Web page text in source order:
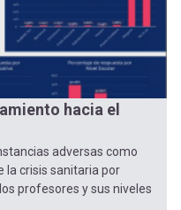
hacia el
adversas como
la crisis sanitaria por
profesores y sus niveles